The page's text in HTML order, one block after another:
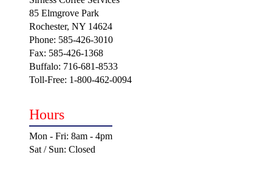
85 Elmgrove Park
Rochester, NY 14624
Phone: 585-426-3010
Fax: 585-426-1368
Buffalo: 716-681-8533
Toll-Free: 1-800-462-0094
Hours
Mon - Fri: 8am - 4pm
Sat / Sun: Closed